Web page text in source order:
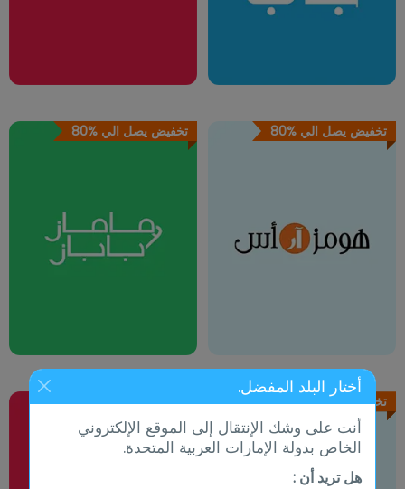
تخفيض يصل الي تخفيض يصل الي
تخفيض يصل الي70% تخفيض يصل الي10%
أختار البلد المفضل.
أنت على وشك الإنتقال إلى الموقع الإلكتروني
الخاص بدولة الإمارات العربية المتحدة.
هل تريد أن :